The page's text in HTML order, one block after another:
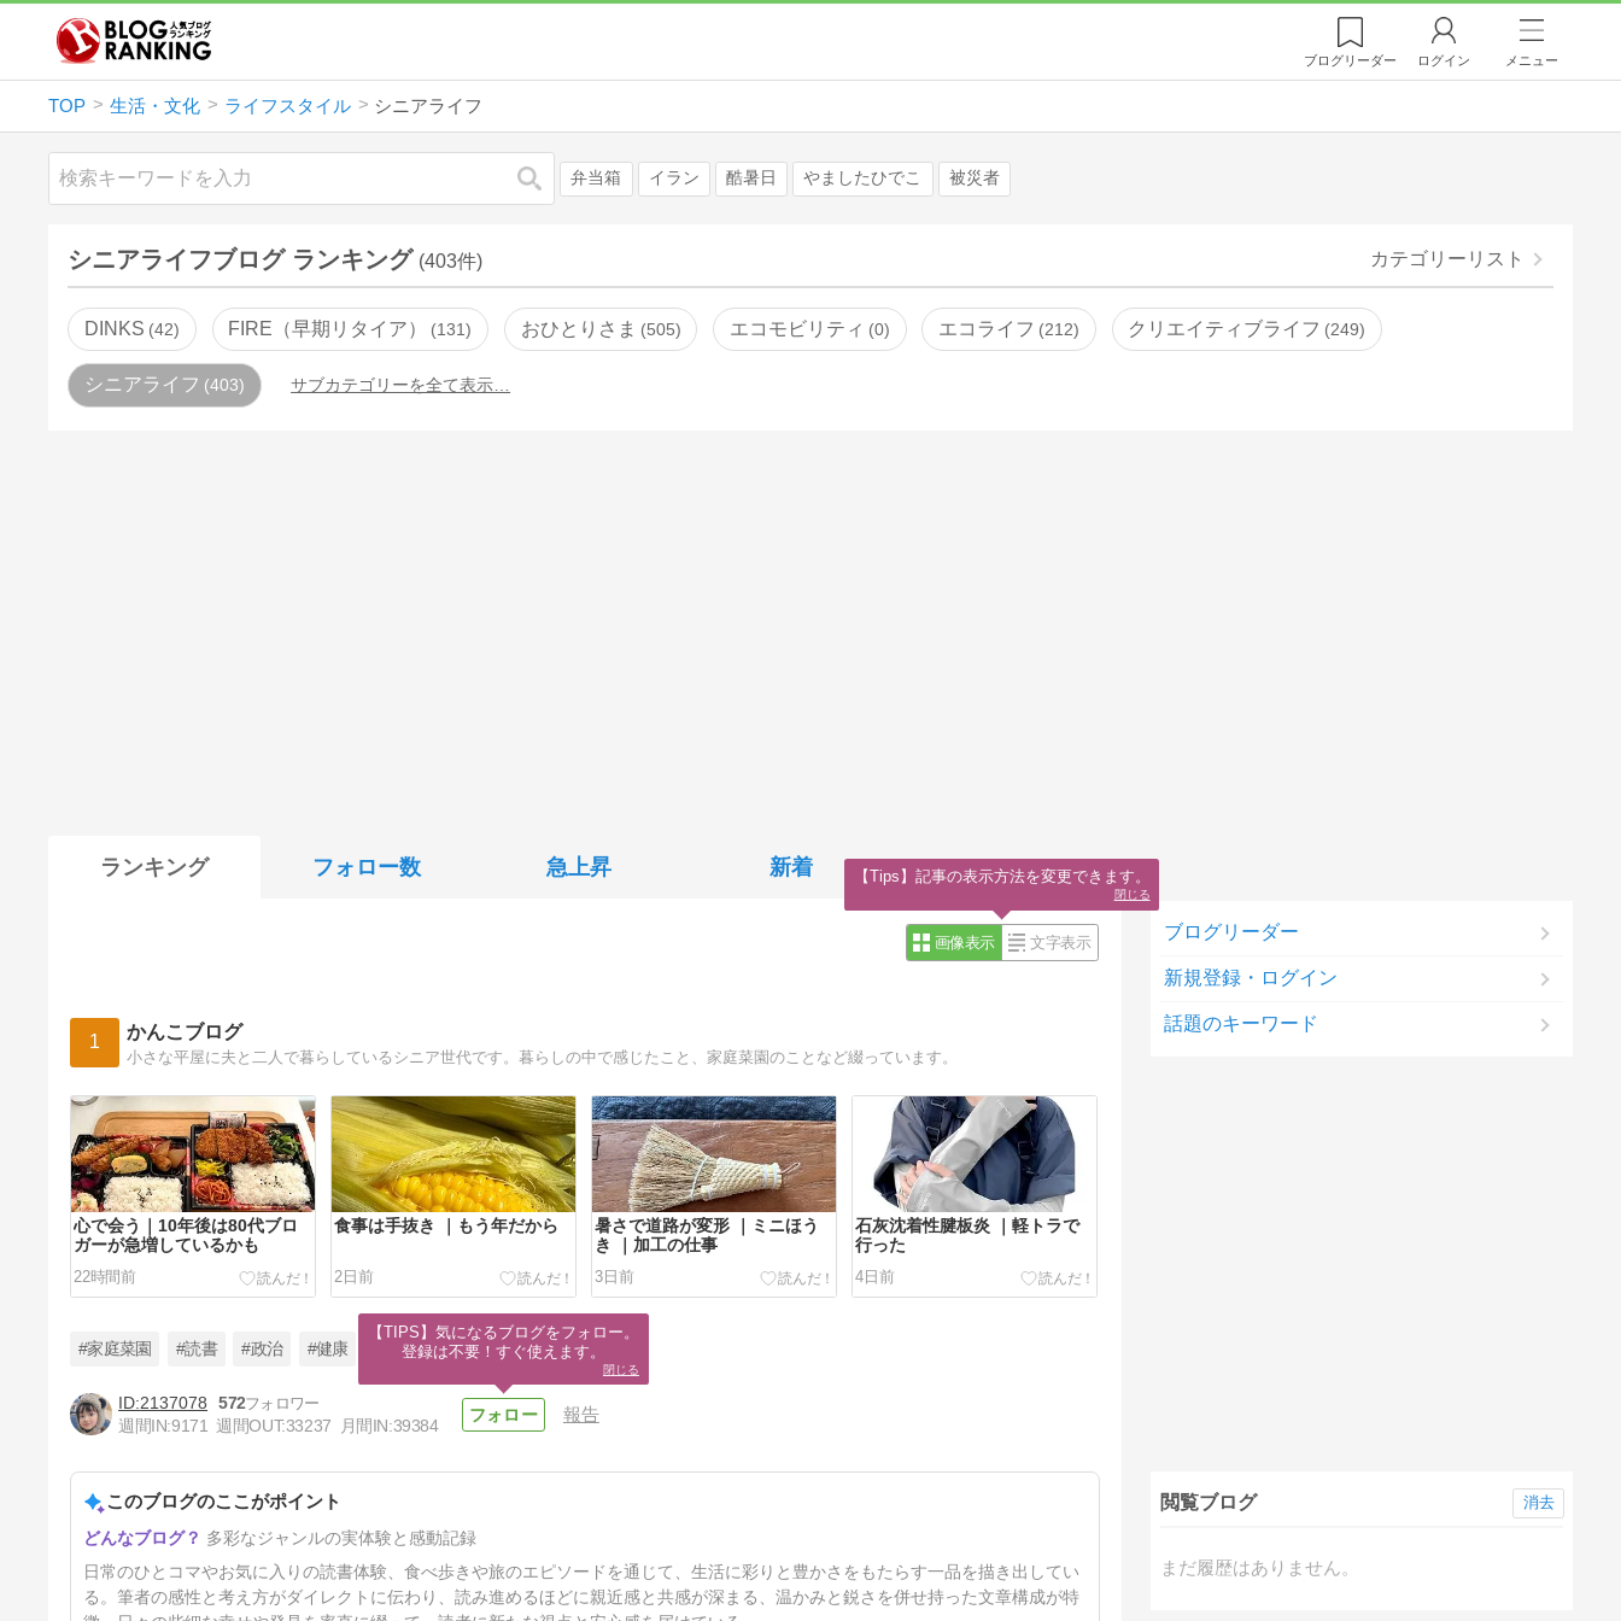
ブログリーダー ログイン メニュー
TOP 生活・文化 ライフスタイル シニアライフ
検索 弁当箱 イラン 酷暑日 やましたひでこ 被災者
シニアライフブログ ランキング (403件) カテゴリーリスト
DINKS 42 FIRE（早期リタイア） 131 おひとりさま 505 エコモビリティ 0 エコライフ 212 クリエイティブライフ 249
シニアライフ 403 サブカテゴリーを全て表示…
ランキング フォロー数 急上昇 新着
画像表示 文字表示
1 かんこブログ
小さな平屋に夫と二人で暮らしているシニア世代です。暮らしの中で感じたこと、家庭菜園のことなど綴っています。
心で会う｜10年後は80代ブロ
ガーが急増しているかも
22時間前
食事は手抜き ｜もう年だから
2日前
暑さで道路が変形 ｜ミニほう
き ｜加工の仕事
3日前
石灰沈着性腱板炎 ｜軽トラで
行った
4日前
スを持って行く
5日前
#家庭菜園 #読書 #政治 #健康
2137078
572
週間IN:9171 週間OUT:33237 月間IN:39384
報告
このブログのここがポイント
多彩なジャンルの実体験と感動記録
日常のひとコマやお気に入りの読書体験、食べ歩きや旅のエピソードを通じて、生活に彩りと豊かさをもたらす一品を描き出してい
る。筆者の感性と考え方がダイレクトに伝わり、読み進めるほどに親近感と共感が深まる、温かみと鋭さを併せ持った文章構成が特
ブログリーダー
新規登録・ログイン
話題のキーワード
閲覧ブログ
まだ履歴はありません。
消去
【TIPS】気になるブログをフォロー。
登録は不要！すぐ使えます。
閉じる
【Tips】記事の表示方法を変更できます。
閉じる